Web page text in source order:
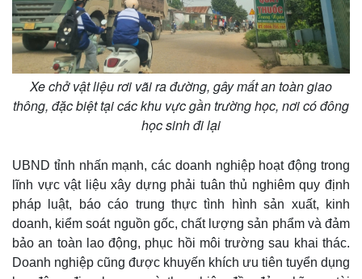
Xe chở vật liệu rơi vãi ra đường, gây mất an toàn giao
thông, đặc biệt tại các khu vực gần trường học, nơi có đông
học sinh đi lại
UBND tỉnh nhấn mạnh, các doanh nghiệp hoạt động trong
lĩnh vực vật liệu xây dựng phải tuân thủ nghiêm quy định
pháp luật, báo cáo trung thực tình hình sản xuất, kinh
doanh, kiểm soát nguồn gốc, chất lượng sản phẩm và đảm
bảo an toàn lao động, phục hồi môi trường sau khai thác.
Doanh nghiệp cũng được khuyến khích ưu tiên tuyển dụng